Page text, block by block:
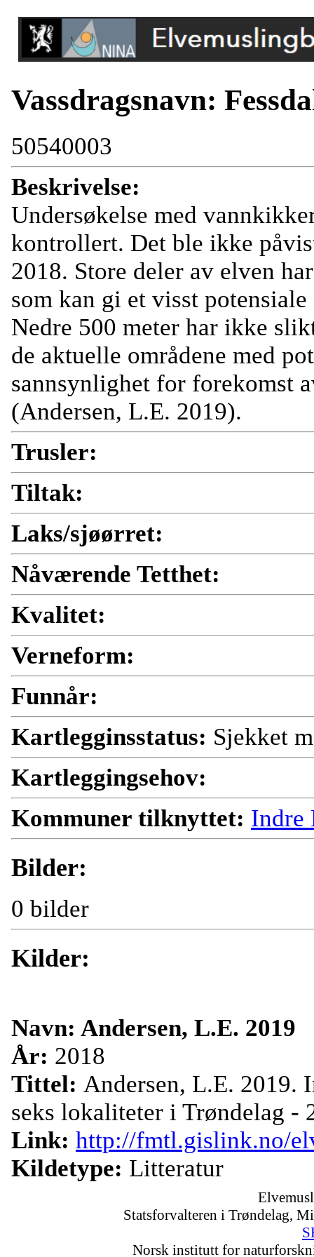
Vassdragsnavn:
50540003
Beskrivelse:
Undersøkelse med
kontrollert. Det ble ikke
2018. Store deler av elven
som kan gi et visst
Nedre 500 meter har ikke
de aktuelle områdene med
sannsynlighet for forekomst
(Andersen, L.E. 2019).
Trusler:
Tiltak:
Laks/sjøørret:
Nåværende Tetthet:
Kvalitet:
Verneform:
Funnår:
Kartlegginsstatus: Sjekket
Kartleggingsehov:
Kommuner tilknyttet: Indre
Bilder:
0 bilder
Kilder:
Navn: Andersen, L.E. 2019
År: 2018
Tittel: Andersen, L.E. 2019.
seks lokaliteter i Trøndelag -
Link: http://fmtl.gislink.no/
Kildetype: Litteratur
Statsforvalteren i Trøndelag,
Norsk institutt for